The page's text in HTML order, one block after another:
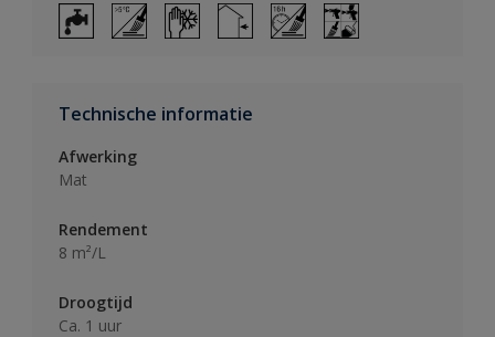
Technische informatie
Afwerking
Mat
Rendement
8 m²/L
Droogtijd
Ca. 1 uur